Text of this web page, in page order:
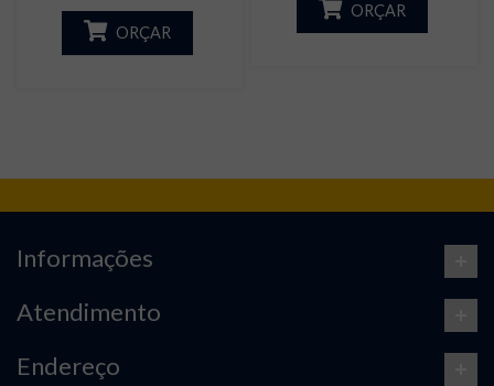
ORÇAR
ORÇAR
Informações
Atendimento
Endereço